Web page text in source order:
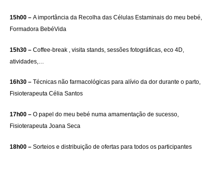
15h00 – A importância da Recolha das Células Estaminais do meu bebé,
Formadora BebéVida
15h30 – Coffee-break , visita stands, sessões fotográficas, eco 4D,
atividades,…
16h30 – Técnicas não farmacológicas para alívio da dor durante o parto,
Fisioterapeuta Célia Santos
17h00 – O papel do meu bebé numa amamentação de sucesso,
Fisioterapeuta Joana Seca
18h00 – Sorteios e distribuição de ofertas para todos os participantes